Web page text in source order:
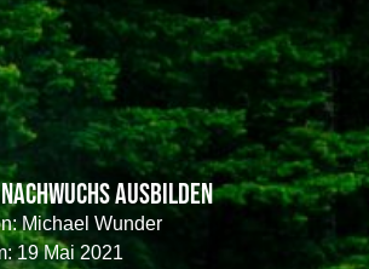
ausbilden
Michael Wunder
19 Mai 2021